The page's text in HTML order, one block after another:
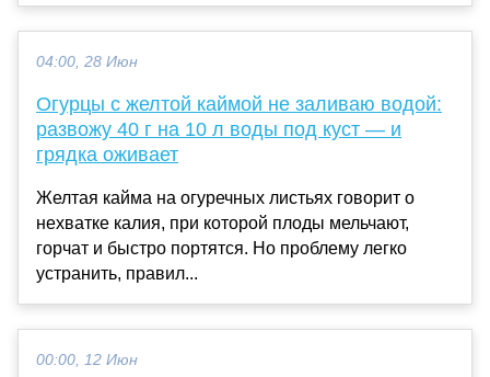
04:00, 28 Июн
Огурцы с желтой каймой не заливаю водой:
развожу 40 г на 10 л воды под куст — и
грядка оживает
Желтая кайма на огуречных листьях говорит о
нехватке калия, при которой плоды мельчают,
горчат и быстро портятся. Но проблему легко
устранить, правил...
00:00, 12 Июн